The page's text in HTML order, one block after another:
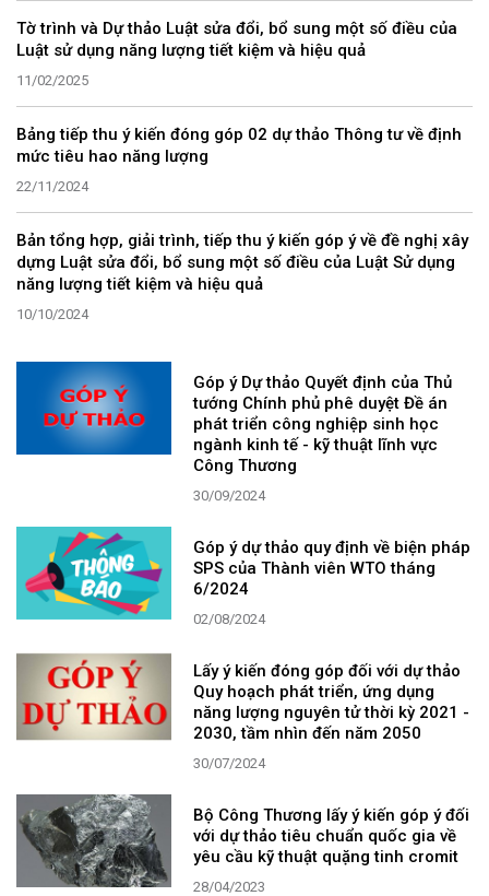
Tờ trình và Dự thảo Luật sửa đổi, bổ sung một số điều của
Luật sử dụng năng lượng tiết kiệm và hiệu quả
11/02/2025
​Bảng tiếp thu ý kiến đóng góp 02 dự thảo Thông tư về định
mức tiêu hao năng lượng
22/11/2024
Bản tổng hợp, giải trình, tiếp thu ý kiến góp ý về đề nghị xây
dựng Luật sửa đổi, bổ sung một số điều của Luật Sử dụng
năng lượng tiết kiệm và hiệu quả
10/10/2024
Góp ý Dự thảo Quyết định của Thủ
tướng Chính phủ phê duyệt Đề án
phát triển công nghiệp sinh học
ngành kinh tế - kỹ thuật lĩnh vực
Công Thương
30/09/2024
Góp ý dự thảo quy định về biện pháp
SPS của Thành viên WTO tháng
6/2024
02/08/2024
Lấy ý kiến đóng góp đối với dự thảo
Quy hoạch phát triển, ứng dụng
năng lượng nguyên tử thời kỳ 2021 -
2030, tầm nhìn đến năm 2050
30/07/2024
Bộ Công Thương lấy ý kiến góp ý đối
với dự thảo tiêu chuẩn quốc gia về
yêu cầu kỹ thuật quặng tinh cromit
28/04/2023